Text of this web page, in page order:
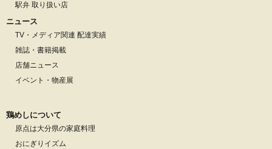
駅弁 取り扱い店
ニュース
TV・メディア関連 配達実績
雑誌・書籍掲載
店舗ニュース
イベント・物産展
鶏めしについて
原点は大分県の家庭料理
おにぎりイズム